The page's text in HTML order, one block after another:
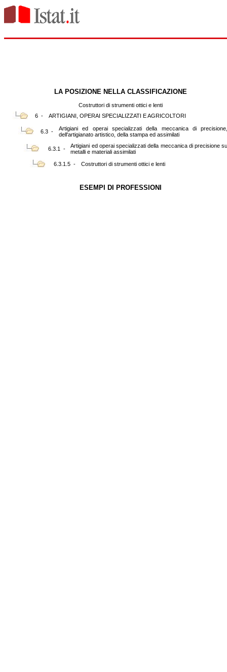
LA POSIZIONE NELLA CLASSIFICAZIONE
Costruttori di strumenti ottici e lenti
6 -
ARTIGIANI, OPERAI SPECIALIZZATI E AGRICOLTORI
6.3 -
Artigiani ed operai specializzati della meccanica di
dell'artigianato artistico, della stampa ed assimilati
6.3.1 -
Artigiani ed operai specializzati della meccanica di precisione
metalli e materiali assimilati
6.3.1.5 -
Costruttori di strumenti ottici e lenti
ESEMPI DI PROFESSIONI